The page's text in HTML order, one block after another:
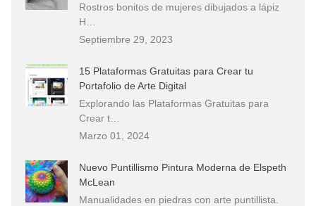
Rostros bonitos de mujeres dibujados a lápiz
H…
Septiembre 29, 2023
15 Plataformas Gratuitas para Crear tu
Portafolio de Arte Digital
Explorando las Plataformas Gratuitas para
Crear t…
Marzo 01, 2024
Nuevo Puntillismo Pintura Moderna de Elspeth
McLean
Manualidades en piedras con arte puntillista.